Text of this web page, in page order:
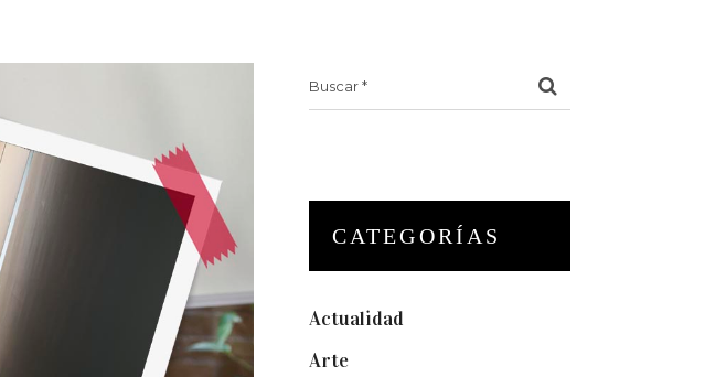
CATEGORÍAS
Actualidad
Arte(74)